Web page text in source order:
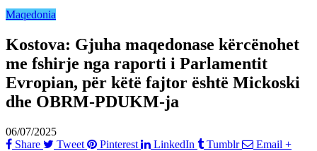
Maqedonia
Kostova: Gjuha maqedonase kërcënohet
me fshirje nga raporti i Parlamentit
Evropian, për këtë fajtor është Mickoski
dhe OBRM-PDUKM-ja
06/07/2025
Share
Tweet Pinterest LinkedIn Tumblr Email +